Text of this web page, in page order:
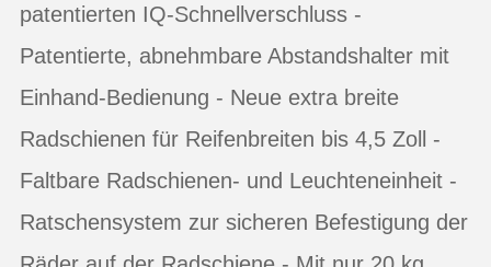
patentierten IQ-Schnellverschluss -
Patentierte, abnehmbare Abstandshalter mit
Einhand-Bedienung - Neue extra breite
Radschienen für Reifenbreiten bis 4,5 Zoll -
Faltbare Radschienen- und Leuchteneinheit -
Ratschensystem zur sicheren Befestigung der